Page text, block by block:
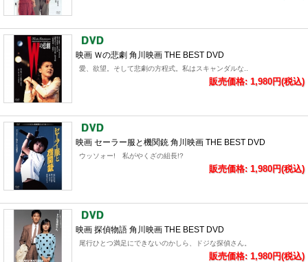
映画 Ｗの悲劇 角川映画 THE BEST DVD
愛、欲望。そして悲劇の方程式。私はスキャンダルな..
販売価格: 1,980円(税込)
映画 セーラー服と機関銃 角川映画 THE BEST DVD
ウッソォー! 私がやくざの組長!?
販売価格: 1,980円(税込)
映画 探偵物語 角川映画 THE BEST DVD
尾行ひとつ満足にできないのかしら、ドジな探偵さん。
販売価格: 1,980円(税込)